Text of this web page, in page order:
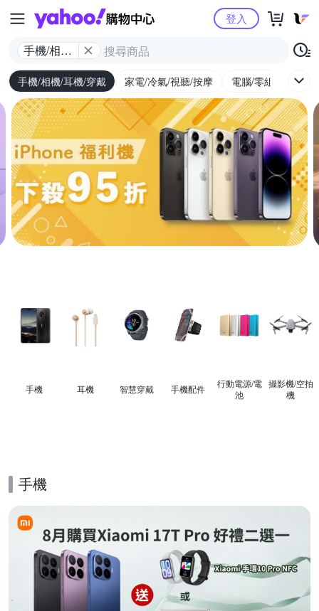
Yahoo購物中心
手機/相機/
耳機/穿戴
登入
手機/相機/耳機/穿戴 家電/冷氣/視聽/按摩 電腦/零組件/週邊/
手機 耳機 智慧穿戴 手機配件
行動電源/電
池
攝影機/空拍
機
手機